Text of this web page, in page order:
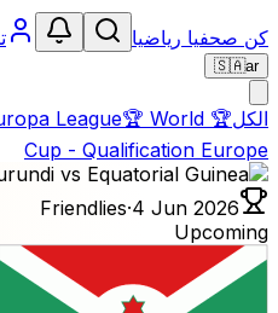
كن صحفيا رياضيا
🇸🇦ar
الكل🏆
League🏆 World
Cup - Qualification Europe
Friendlies·4 Jun 2026
Upcoming